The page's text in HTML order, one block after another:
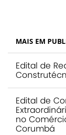
MAIS EM
Edital de
Edital de
no
Corumbá